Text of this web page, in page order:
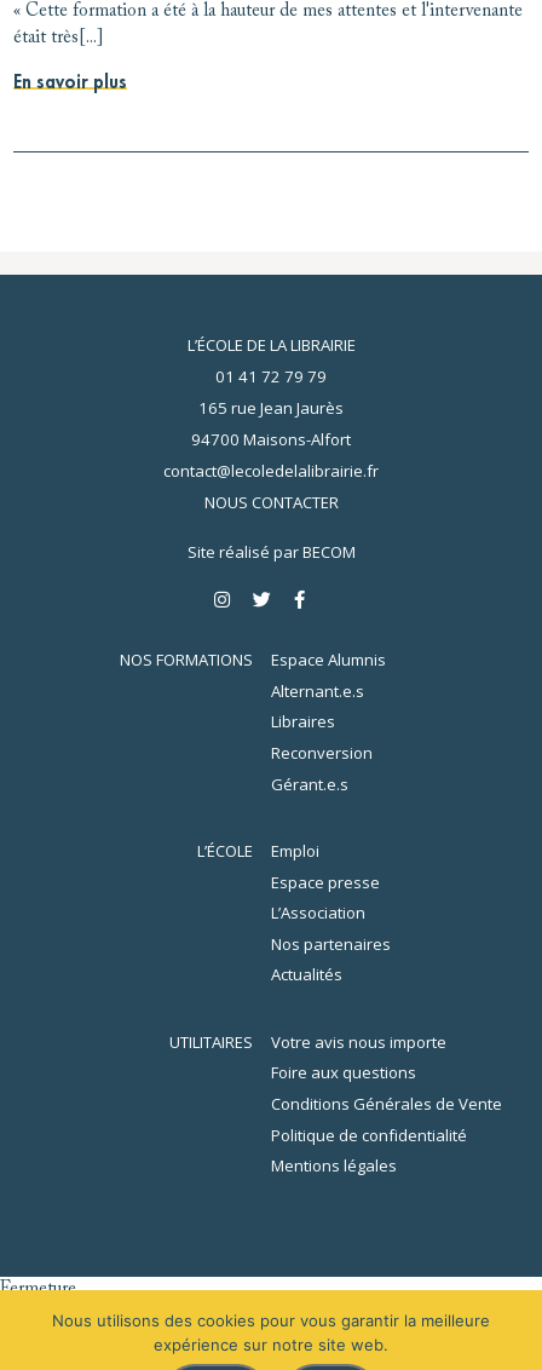
« Cette formation a été à la hauteur de mes attentes et l'intervenante
était très[...]
En savoir plus
L’ÉCOLE DE LA LIBRAIRIE
01 41 72 79 79
165 rue Jean Jaurès
94700 Maisons-Alfort
contact@lecoledelalibrairie.fr
NOUS CONTACTER
Site réalisé parBECOM
NOS FORMATIONS
Espace Alumnis
Alternant.e.s
Libraires
Reconversion
Gérant.e.s
L’ÉCOLE
Emploi
Espace presse
L’Association
Nos partenaires
Actualités
UTILITAIRES
Votre avis nous importe
Foire aux questions
Conditions Générales de Vente
Politique de confidentialité
Mentions légales
Fermeture
L’École de la Librairie sera fermée du 1 au 16 août 2026 inclus. En
raison des congés, votre demande de devis sera traitée à partir du 31
Nous utilisons des cookies pour vous garantir la meilleure
expérience sur notre site web.